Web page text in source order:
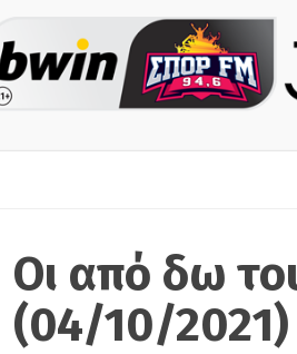
Οι από δω
(04/10/2021)